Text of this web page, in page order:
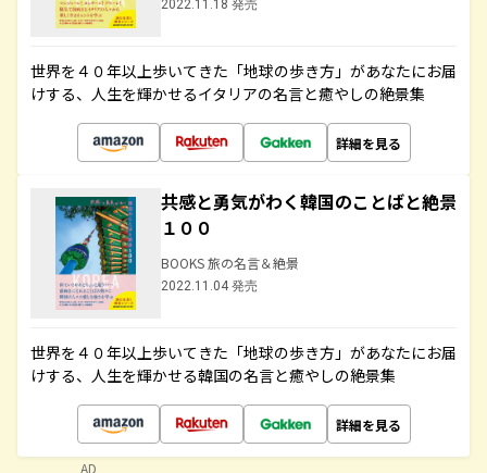
2022.11.18 発売
世界を４０年以上歩いてきた「地球の歩き方」があなたにお届
けする、人生を輝かせるイタリアの名言と癒やしの絶景集
詳細を見る
共感と勇気がわく韓国のことばと絶景
１００
BOOKS 旅の名言＆絶景
2022.11.04 発売
世界を４０年以上歩いてきた「地球の歩き方」があなたにお届
けする、人生を輝かせる韓国の名言と癒やしの絶景集
詳細を見る
AD